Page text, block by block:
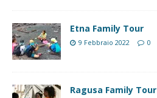
Etna Family Tour
9 Febbraio 2022 0
Ragusa Family Tour